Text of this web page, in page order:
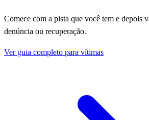
Comece com a pista que você tem e depois
denúncia ou recuperação.
Ver guia completo para vítimas